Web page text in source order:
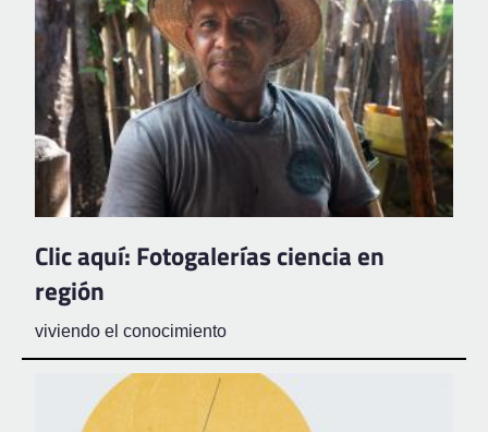
Clic aquí: Fotogalerías ciencia en
región
viviendo el conocimiento